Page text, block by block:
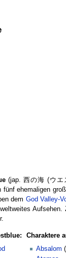
(jap. 西の海 (ウエ
fünf ehemaligen
dem God Valley-
Charaktere
Absalom